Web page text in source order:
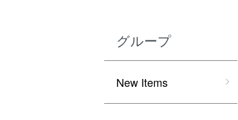
グループ
New Items